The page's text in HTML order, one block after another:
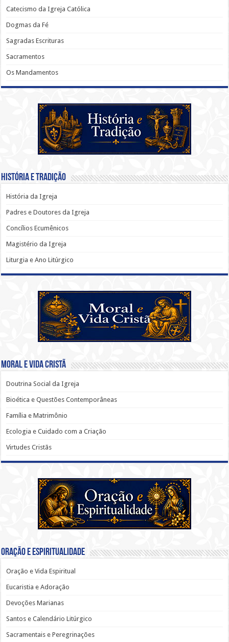
Catecismo da Igreja Católica
Dogmas da Fé
Sagradas Escrituras
Sacramentos
Os Mandamentos
História e Tradição
História da Igreja
Padres e Doutores da Igreja
Concílios Ecumênicos
Magistério da Igreja
Liturgia e Ano Litúrgico
Moral e Vida Cristã
Doutrina Social da Igreja
Bioética e Questões Contemporâneas
Família e Matrimônio
Ecologia e Cuidado com a Criação
Virtudes Cristãs
Oração e Espiritualidade
Oração e Vida Espiritual
Eucaristia e Adoração
Devoções Marianas
Santos e Calendário Litúrgico
Sacramentais e Peregrinações